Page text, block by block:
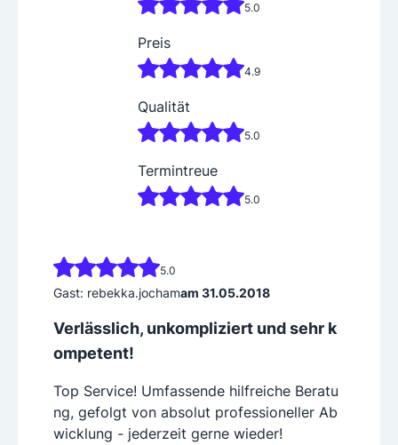
5.0
Preis
4.9
Qualität
5.0
Termintreue
5.0
5.0
Gast: rebekka.jochamam 31.05.2018
Verlässlich, unkompliziert und sehr k
ompetent!
Top Service! Umfassende hilfreiche Beratu
ng, gefolgt von absolut professioneller Ab
wicklung - jederzeit gerne wieder!